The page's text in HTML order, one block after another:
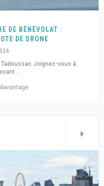
DE BÉNÉVOLAT :
DE DRONE
Joignez-vous à
...